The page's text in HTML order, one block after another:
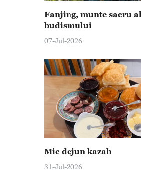
Fanjing, munte sacru al
budismului
07-Jul-2026
Mic dejun kazah
31-Jul-2026